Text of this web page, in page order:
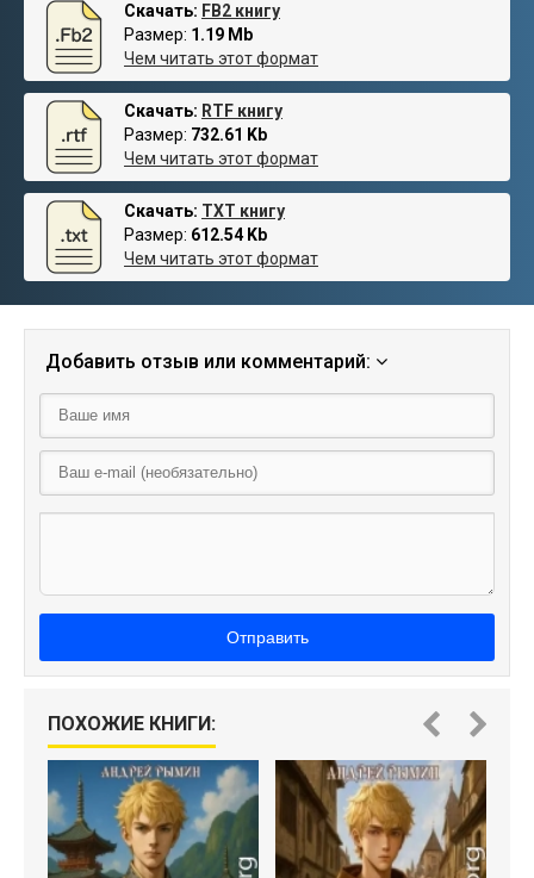
Скачать: FB2 книгу
Размер: 1.19 Mb
Чем читать этот формат
Скачать: RTF книгу
Размер: 732.61 Kb
Чем читать этот формат
Скачать: TXT книгу
Размер: 612.54 Kb
Чем читать этот формат
Добавить отзыв или комментарий:
Отправить
ПОХОЖИЕ КНИГИ: